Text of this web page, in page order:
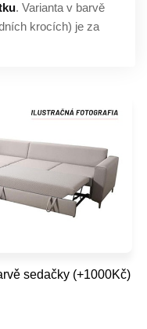
. Varianta v barvě
krocích) je za
sedačky (+1000Kč)